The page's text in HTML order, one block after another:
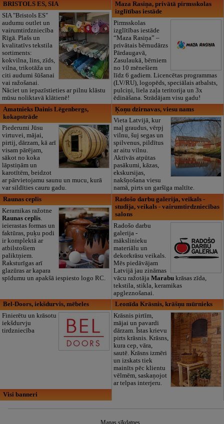
BRISTOLS ES, SIA
SIA "Bristols ES"
audumu outlet un
vairumtirdzniecība
Rīgā. Plašs un
kvalitatīvs tekstila
sortiments:
kokvilna, lins, zīds,
vilna, trikotāža un
citi audumi šūšanai
vai ražošanai.
Nāciet un iepazīstieties ar pilnu klāstu
mūsu noliktavā klātienē!
Maza Rasiņa, privātā pirmsskolas
izglītības iestāde
Pirmsskolas
izglītības iestāde
“Maza Rasiņa” –
privātais bērnudārzs
Pārdaugavā,
Zasulaukā, bērniem
no 10 mēnešiem
līdz 6 gadiem. Licencētas programmas
(LV/RU), logopēds, speciālais atbalsts,
pulciņi, liela zaļa teritorija un 3x
ēdināšana. Strādājam visu gadu!
Amatnieks Dainis Lēgenbergs,
kokapstrāde
Piederumi Jūsu
virtuvei, mājai,
pirtij, dārzam, kā arī
visam pārējam,
sākot no koka
lāpstiņām un
karotītēm, beidzot
ar pārvietojamu saunu un mucu, kurā
var sildīties cauru gadu.
Ķoņu dzirnavas, viesu nams
Vieta Latvijā, kur
maļ graudus, vērpj
vilnu, šuj segas un
spilvenus, pildītus
ar aitu vilnu.
Aktīvās atpūtas
pasākumi, kāzas,
ekskursijas,
nakšņošana viesu
namā, pirts un garšīga maltīte.
Raunas ceplis
Keramikas ražotne
Raunas ceplis.
ieierastas formas un
faktūras, puķu podi
ir komplektā ar
atbilstošiem
paliktņiem.
Raksturīgas arī
glazūras ar kapara
spīdumu un apakšā iespiesto logo RC.
Radošo darbu galerija, veikals -
studija, veikals - vairumtirdzniecības
salons
Radošo darbu
galerija -
mākslinieku
materiālu un
dekorkrāsu veikals.
Mēs piedāvājam
Latvijā jau zināmas
vācu ražotājaMarabu krāsas zīda,
tekstila, stikla, keramikas
apgleznošanai.
Bel-Doors, iekšdurvis, mēbeles
Finierētu un krāsotu
iekšdurvju
tirdzniecība
Leonīda Krāsnis, krāšņu mūrnieks
Krāsnis pirtīm,
mājai un pavardi
dārzam. Īstas krievu
pirts krāsnis. Krāsns,
kura cep, vāra,
sautē. Krāsns izmēri
un izskats tiek
mainīts pēc klientu
vēlmēm, saskaņojot
ar telpas interjeru.
Visi banneri
Manas sīkdatnes